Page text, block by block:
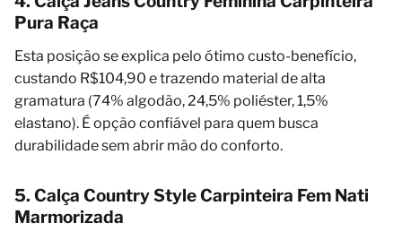
Pura Raça
Esta posição se explica pelo ótimo custo-benefício,
custando R$104,90 e trazendo material de alta
gramatura (74% algodão, 24,5% poliéster, 1,5%
elastano). É opção confiável para quem busca
durabilidade sem abrir mão do conforto.
5. Calça Country Style Carpinteira Fem Nati
Marmorizada